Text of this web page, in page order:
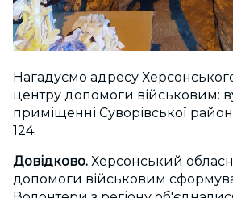
Нагадуємо адресу
центру допомоги військовим:
приміщенні Суворівської
124.
Довідково. Херсонський
допомоги військовим